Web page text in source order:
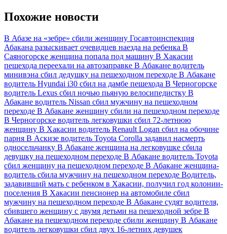
Похожие новости
В Абазе на «зебре» сбили женщину Госавтоинспекция
Абакана разыскивает очевидцев наезда на ребенка В
Саяногорске женщина попала под машину В Хакасии
пешехода переехали на автозаправке В Абакане водитель
минивэна сбил дедушку на пешеходном переходе В Абакане
водитель Hyundai i30 сбил на дамбе пешехода В Черногорске
водитель Lexus сбил ночью пьяную велосипедистку В
Абакане водитель Nissan сбил мужчину на пешеходном
переходе В Абакане женщину сбили на пешеходном переходе
В Черногорске водитель легковушки сбил 72-летнюю
женщину В Хакасии водитель Renault Logan сбил на обочине
парня В Аскизе водитель Toyota Corolla задавил насмерть
односельчанку В Абакане женщина на легковушке сбила
девушку на пешеходном переходе В Абакане водитель Toyota
сбил женщину на пешеходном переходе В Абакане женщина-
водитель сбила мужчину на пешеходном переходе Водитель,
задавивший мать с ребенком в Хакасии, получил год колонии-
поселения В Хакасии пенсионер на автомобиле сбил
мужчину на пешеходном переходе В Абакане судят водителя,
сбившего женщину с двумя детьми на пешеходной зебре В
Абакане на пешеходном переходе сбили женщину В Абакане
водитель легковушки сбил двух 16-летних девушек